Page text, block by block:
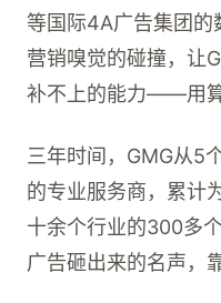
等国际4A广告集团的
营销嗅觉的碰撞，让
补不上的能力——用算
三年时间，GMG从5
的专业服务商，累计
十余个行业的300多
广告砸出来的名声，